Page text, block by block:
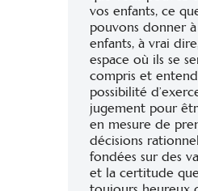
vos enfants, ce
pouvons donner
enfants, à vrai
espace où ils se
compris et
possibilité
jugement pour
en mesure de
décisions
fondées sur des
et la certitude